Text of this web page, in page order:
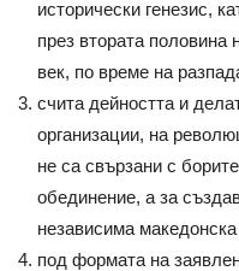
исторически генезис,
през втората половина
век, по време на
счита дейността и
организации, на
не са свързани с
обединение, а за
независима
под формата на